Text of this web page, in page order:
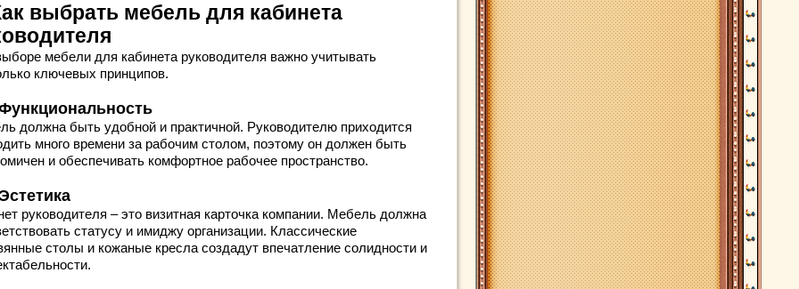
выбрать мебель для кабинета
мебели для кабинета руководителя важно учитывать
ключевых принципов.
должна быть удобной и практичной. Руководителю приходится
много времени за рабочим столом, поэтому он должен быть
и обеспечивать комфортное рабочее пространство.
руководителя – это визитная карточка компании. Мебель должна
статусу и имиджу организации. Классические
столы и кожаные кресла создадут впечатление солидности и